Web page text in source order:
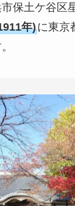
保土ケ谷区
年)に東京